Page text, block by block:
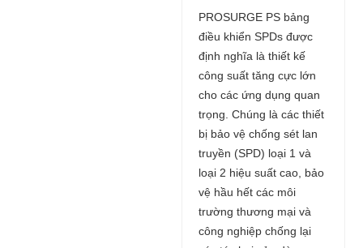
PROSURGE PS bảng
điều khiển SPDs được
định nghĩa là thiết kế
công suất tăng cực lớn
cho các ứng dụng quan
trọng. Chúng là các thiết
bị bảo vệ chống sét lan
truyền (SPD) loại 1 và
loại 2 hiệu suất cao, bảo
vệ hầu hết các môi
trường thương mại và
công nghiệp chống lại